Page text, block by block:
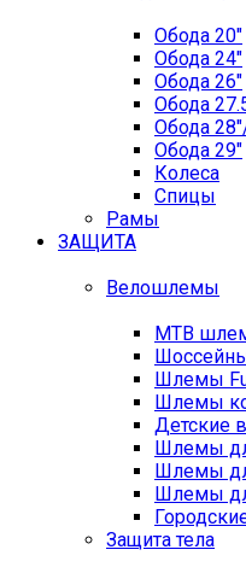
Обода 20"
Обода 24"
Обода 26"
Обода
Обода
Обода 29"
Колеса
Спицы
Рамы
ЗАЩИТА
Велошлемы
MTB
Шлемы
Шлемы
Детские
Шлемы
Шлемы
Шлемы
Защита тела